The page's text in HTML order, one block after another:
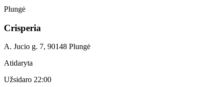
Plungė
Crisperia
A. Jucio g. 7, 90148 Plungė
Atidaryta
Užsidaro 22:00